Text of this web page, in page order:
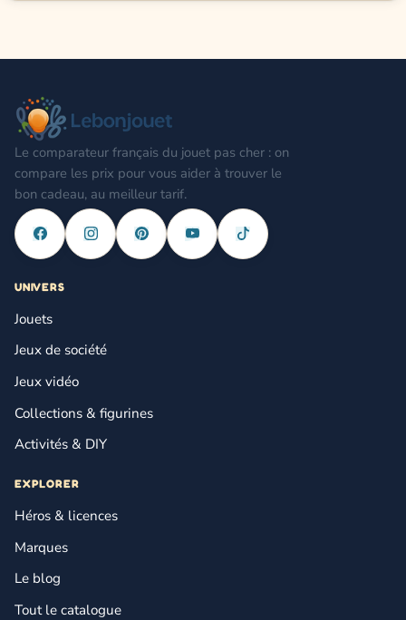
Le comparateur français du jouet pas cher : on
compare les prix pour vous aider à trouver le
bon cadeau, au meilleur tarif.
UNIVERS
Jouets
Jeux de société
Jeux vidéo
Collections & figurines
Activités & DIY
EXPLORER
Héros & licences
Marques
Le blog
Tout le catalogue